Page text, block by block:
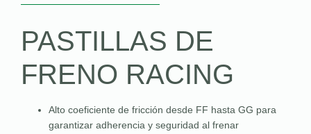
PASTILLAS DE
FRENO RACING
Alto coeficiente de fricción desde FF hasta GG para
garantizar adherencia y seguridad al frenar